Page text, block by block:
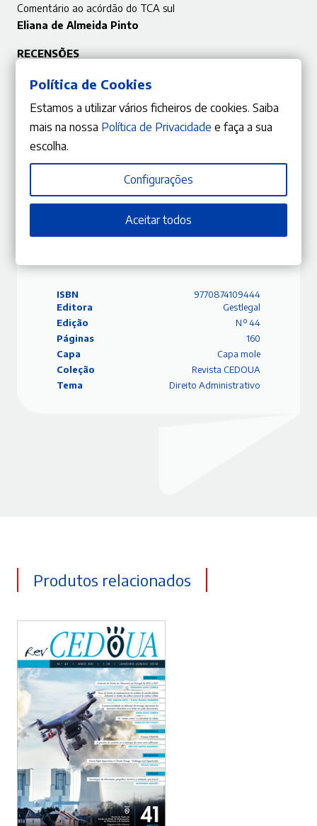
Comentário ao acórdão do TCA sul
Eliana de Almeida Pinto
RECENSÕES
Lara Albuquerque Costa
Environmental rights: the development of standards
Daniel Ricardo Starke
DOSSIER
Das escombreiras de volfrâmio ao lítio digitalizante
Alexandra Aragão / Fernanda Paula Oliveira / Dulce
ISBN
9770874109444
Editora
Gestlegal
Edição
N.º 44
Páginas
160
Capa
Capa mole
Coleção
Revista CEDOUA
Tema
Direito Administrativo
Produtos relacionados
ADICIONAR
Política de Cookies
Estamos a utilizar vários ficheiros de cookies. Saiba
mais na nossa Política de Privacidade e faça a sua
escolha.
Configurações
Aceitar todos